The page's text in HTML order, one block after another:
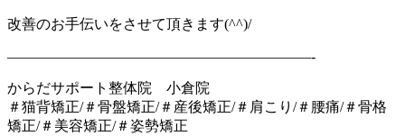
改善のお手伝いをさせて頂きます(^^)/
—————————————————————-
からだサポート整体院 小倉院
＃猫背矯正/＃骨盤矯正/＃産後矯正/＃肩こり/＃腰痛/＃骨格
矯正/＃美容矯正/＃姿勢矯正